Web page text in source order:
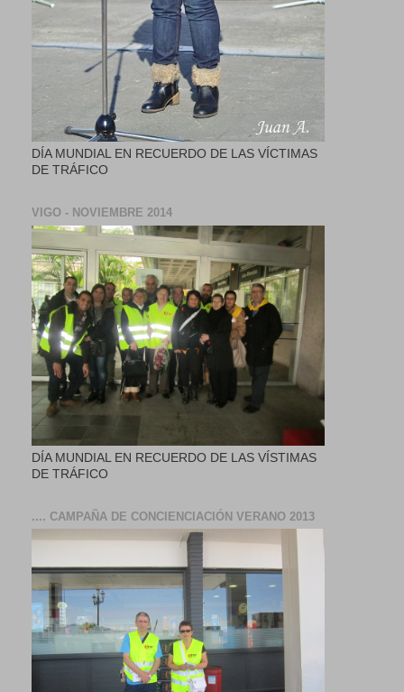
DÍA MUNDIAL EN RECUERDO DE LAS VÍCTIMAS
DE TRÁFICO
VIGO - NOVIEMBRE 2014
DÍA MUNDIAL EN RECUERDO DE LAS VÍSTIMAS
DE TRÁFICO
.... CAMPAÑA DE CONCIENCIACIÓN VERANO 2013